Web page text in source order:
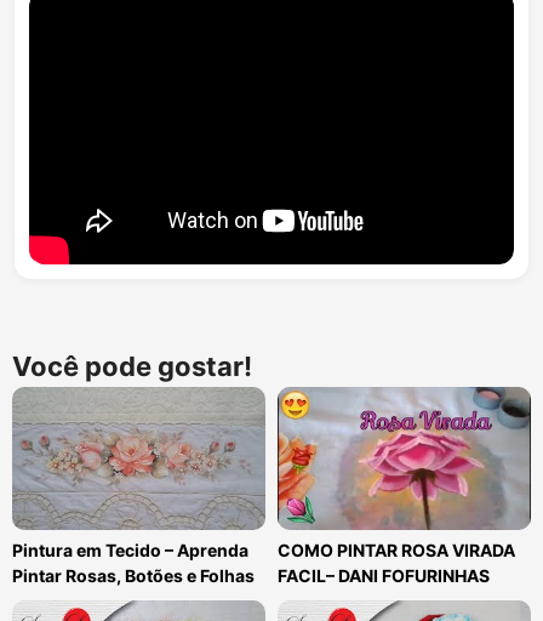
Você pode gostar!
Pintura em Tecido – Aprenda
Pintar Rosas, Botões e Folhas
COMO PINTAR ROSA VIRADA
FACIL– DANI FOFURINHAS